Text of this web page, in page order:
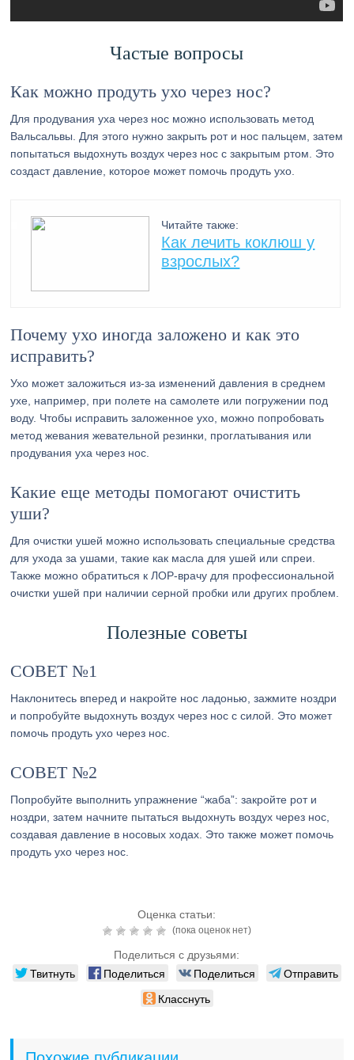
Частые вопросы
Как можно продуть ухо через нос?
Для продувания уха через нос можно использовать метод
Вальсальвы. Для этого нужно закрыть рот и нос пальцем, затем
попытаться выдохнуть воздух через нос с закрытым ртом. Это
создаст давление, которое может помочь продуть ухо.
Читайте также:
Как лечить коклюш у
взрослых?
Почему ухо иногда заложено и как это
исправить?
Ухо может заложиться из-за изменений давления в среднем
ухе, например, при полете на самолете или погружении под
воду. Чтобы исправить заложенное ухо, можно попробовать
метод жевания жевательной резинки, проглатывания или
продувания уха через нос.
Какие еще методы помогают очистить
уши?
Для очистки ушей можно использовать специальные средства
для ухода за ушами, такие как масла для ушей или спреи.
Также можно обратиться к ЛОР-врачу для профессиональной
очистки ушей при наличии серной пробки или других проблем.
Полезные советы
СОВЕТ №1
Наклонитесь вперед и накройте нос ладонью, зажмите ноздри
и попробуйте выдохнуть воздух через нос с силой. Это может
помочь продуть ухо через нос.
СОВЕТ №2
Попробуйте выполнить упражнение “жаба”: закройте рот и
ноздри, затем начните пытаться выдохнуть воздух через нос,
создавая давление в носовых ходах. Это также может помочь
продуть ухо через нос.
Оценка статьи:
(пока оценок нет)
Поделиться с друзьями:
Твитнуть Поделиться Поделиться
Отправить
Класснуть